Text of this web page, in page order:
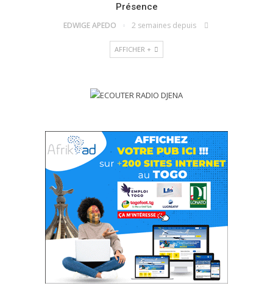
Présence
EDWIGE APEDO 2 semaines depuis
AFFICHER +